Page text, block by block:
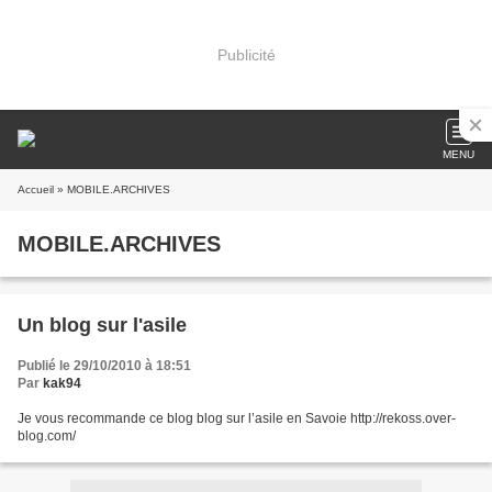
Publicité
MENU
Accueil » MOBILE.ARCHIVES
MOBILE.ARCHIVES
Un blog sur l'asile
Publié le 29/10/2010 à 18:51
Par kak94
Je vous recommande ce blog blog sur l’asile en Savoie http://rekoss.over-
blog.com/